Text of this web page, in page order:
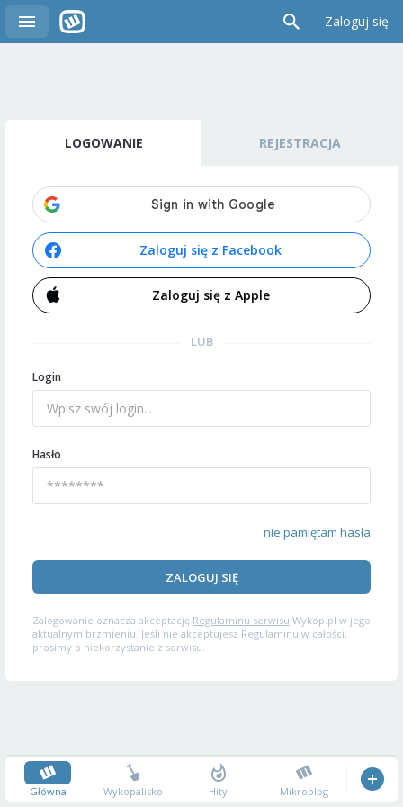
Zaloguj się
LOGOWANIE REJESTRACJA
Zaloguj się z Facebook
Zaloguj się z Apple
LUB
Login
Hasło
nie pamiętam hasła
ZALOGUJ SIĘ
Zalogowanie oznacza akceptację Regulaminu serwisu Wykop.pl w jego
aktualnym brzmieniu. Jeśli nie akceptujesz Regulaminu w całości,
prosimy o niekorzystanie z serwisu.
Główna Wykopalisko Hity Mikroblog